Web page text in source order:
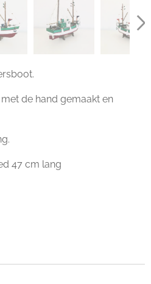
de hand gemaakt en
47 cm lang